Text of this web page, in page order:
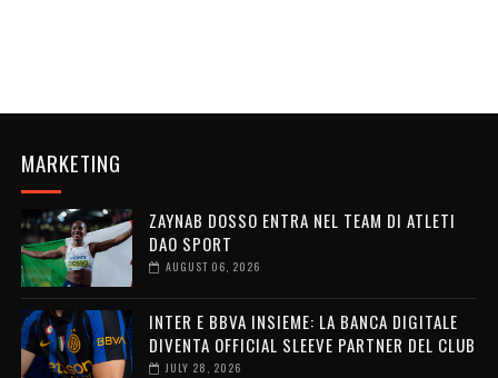
MARKETING
ZAYNAB DOSSO ENTRA NEL TEAM DI ATLETI
DAO SPORT
AUGUST 06, 2026
INTER E BBVA INSIEME: LA BANCA DIGITALE
DIVENTA OFFICIAL SLEEVE PARTNER DEL CLUB
JULY 28, 2026